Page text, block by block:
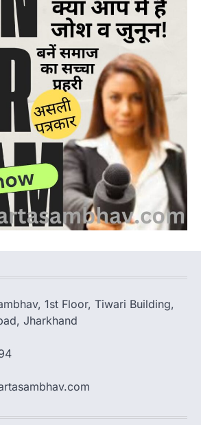
1st Floor, Tiwari Building,
Jharkhand